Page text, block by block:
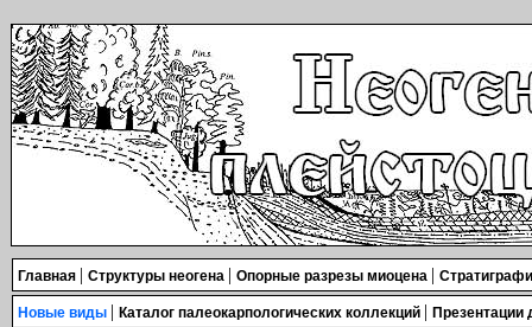
Главная | Структуры неогена | Опорные разрезы миоцена |
Новые виды | Каталог палеокарпологических коллекций | Презентации